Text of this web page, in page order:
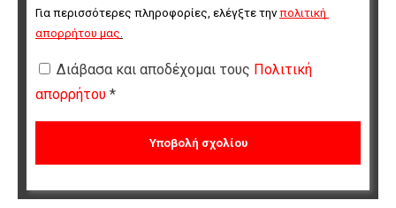
Για περισσότερες πληροφορίες, ελέγξτε την πολιτική
απορρήτου μας
Διάβασα και αποδέχομαι τους Πολιτική
απορρήτου *